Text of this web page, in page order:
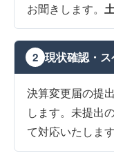
お聞きします。
2 現状確認・
決算変更届の提
します。未提出
て対応いたします